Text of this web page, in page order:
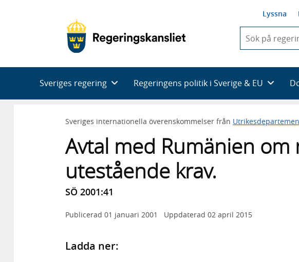
Lyssna
du
skriva
framträder
en
med
Sveriges regering Regeringens politik i Sverige & EU
Sveriges internationella överenskommelser från
Avtal med Rumänien om
utestående krav.
SÖ 2001:41
Publicerad 01 januari 2001 Uppdaterad 02 april 2015
Ladda ner: